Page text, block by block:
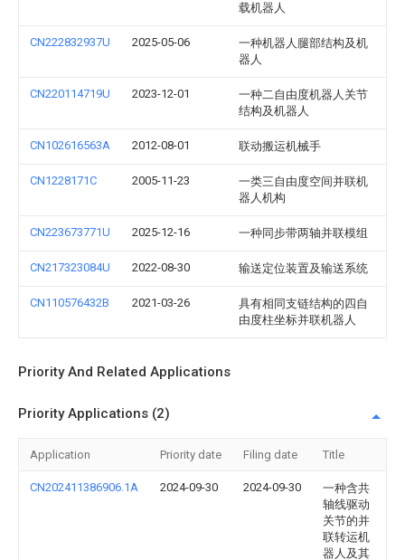
载机器人
CN222832937U 2025-05-06
一种机器人腿部结构及机
器人
CN220114719U 2023-12-01
一种二自由度机器人关节
结构及机器人
CN102616563A 2012-08-01 联动搬运机械手
CN1228171C 2005-11-23
一类三自由度空间并联机
器人机构
CN223673771U 2025-12-16 一种同步带两轴并联模组
CN217323084U 2022-08-30 输送定位装置及输送系统
CN110576432B 2021-03-26
具有相同支链结构的四自
由度柱坐标并联机器人
Priority And Related Applications
Priority Applications (2)
Application Priority date Filing date Title
CN202411386906.1A 2024-09-30 2024-09-30
一种含共
轴线驱动
关节的并
联转运机
器人及其